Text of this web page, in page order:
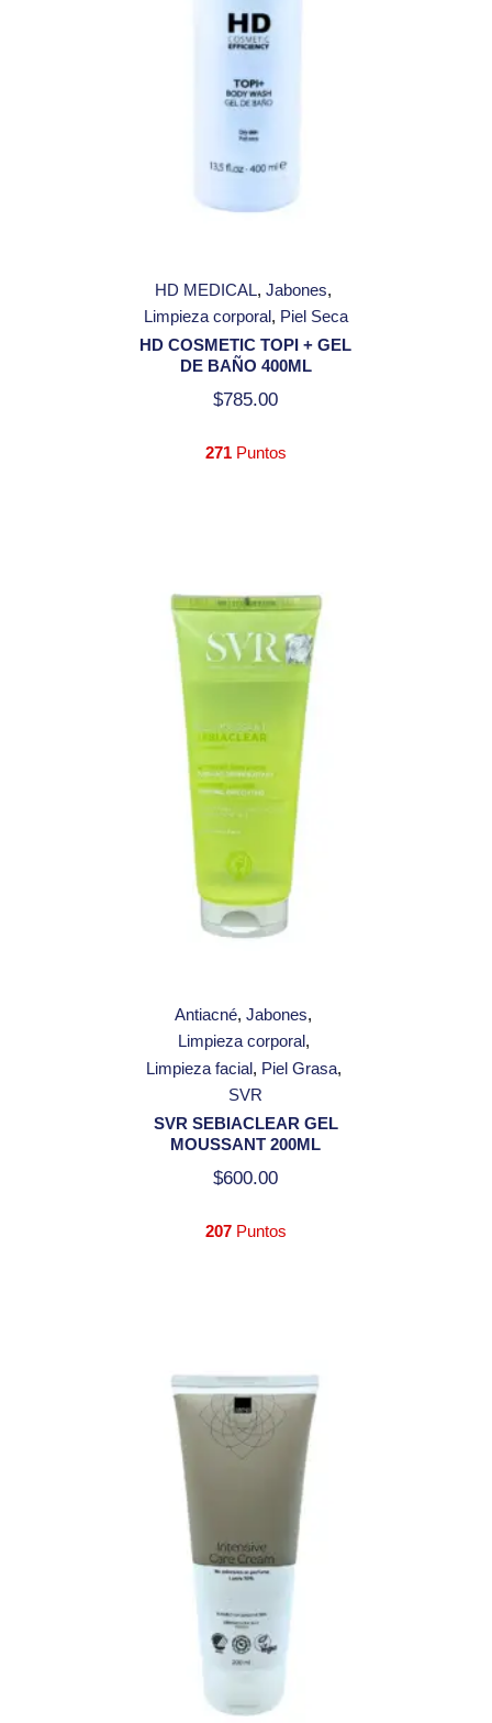
HD MEDICAL Jabones
Limpieza corporal Piel Seca
HD COSMETIC TOPI + GEL
DE BAÑO 400ML
$785.00
271Puntos
Antiacné Jabones
Limpieza corporal
Limpieza facial Piel Grasa
SVR
SVR SEBIACLEAR GEL
MOUSSANT 200ML
$600.00
207Puntos